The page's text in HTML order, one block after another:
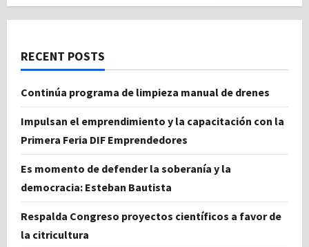
RECENT POSTS
Continúa programa de limpieza manual de drenes
Impulsan el emprendimiento y la capacitación con la
Primera Feria DIF Emprendedores
Es momento de defender la soberanía y la
democracia: Esteban Bautista
Respalda Congreso proyectos científicos a favor de
la citricultura